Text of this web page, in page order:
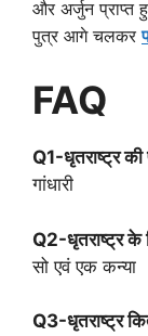
और अर्जुन प्राप्त
पुत्र आगे चलकर
FAQ
Q1-धृतराष्ट्र की
गांधारी
Q2-धृतराष्ट्र
सो एवं एक कन्या
Q3-धृतराष्ट्र